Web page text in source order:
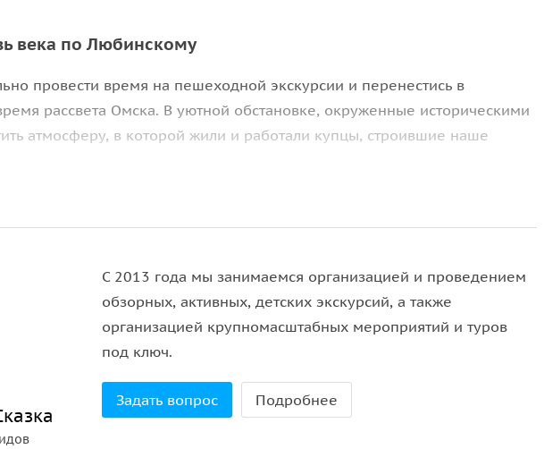
века по Любинскому
провести время на пешеходной экскурсии и перенестись в
рассвета Омска. В уютной обстановке, окруженные историческими
атмосферу, в которой жили и работали купцы, строившие наше
о купечестве и трудолюбивых простых людях.
для себя Омск, полный исторического великолепия и
С 2013 года мы занимаемся организацией и проведением
обзорных, активных, детских экскурсий, а также
организацией крупномасштабных мероприятий и туров
под ключ.
Задать вопрос Подробнее